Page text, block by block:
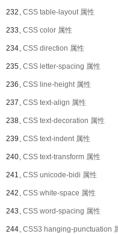
232、CSS table-layout 属性
233、CSS color 属性
234、CSS direction 属性
235、CSS letter-spacing 属性
236、CSS line-height 属性
237、CSS text-align 属性
238、CSS text-decoration 属性
239、CSS text-indent 属性
240、CSS text-transform 属性
241、CSS unicode-bidi 属性
242、CSS white-space 属性
243、CSS word-spacing 属性
244、CSS3 hanging-punctuation